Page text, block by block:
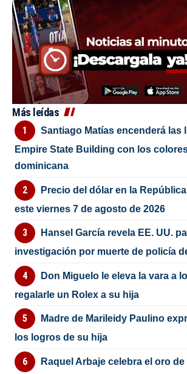
Más leídas
Santiago Matías encenderá las
Empire State Building con los
dominicana
Precio del dólar en la
este viernes 7 de agosto de 2026
Hansel García revela EE. UU.
investigación por muerte de policía
Don Miguelo le eleva la vara a
regalarle un Rolex a su hija
Madre de Marileidy Paulino
los logros de su hija
Raquel Arbaje celebra el oro